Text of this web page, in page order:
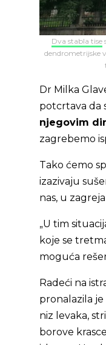
Dva stabla tise
dendrometrijske
Dr Milka
potcrtava da
njegovim
zagrebemo
Tako ćemo
izazivaju
nas, u
„U tim
koje se
moguća
Radeći na
pronalazila
niz levaka,
borove